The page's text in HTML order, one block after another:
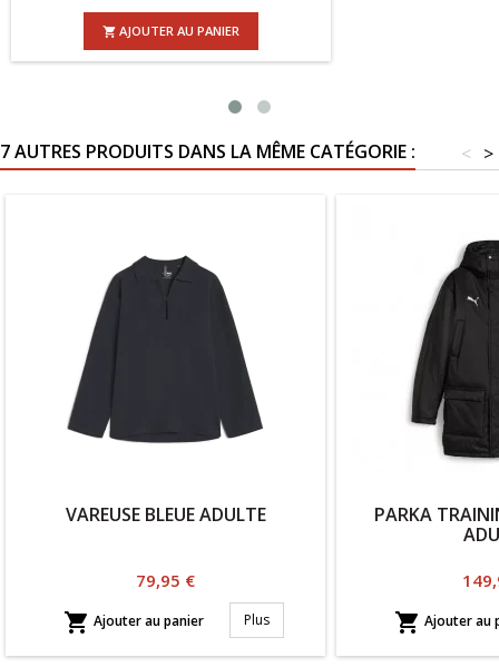
AJOUTER AU PANIER
7 AUTRES PRODUITS DANS LA MÊME CATÉGORIE : >
<
VAREUSE BLEUE ADULTE
Prix
79,95 €
 Ajouter au panier Plus
PARKA
Prix
 Ajouter au